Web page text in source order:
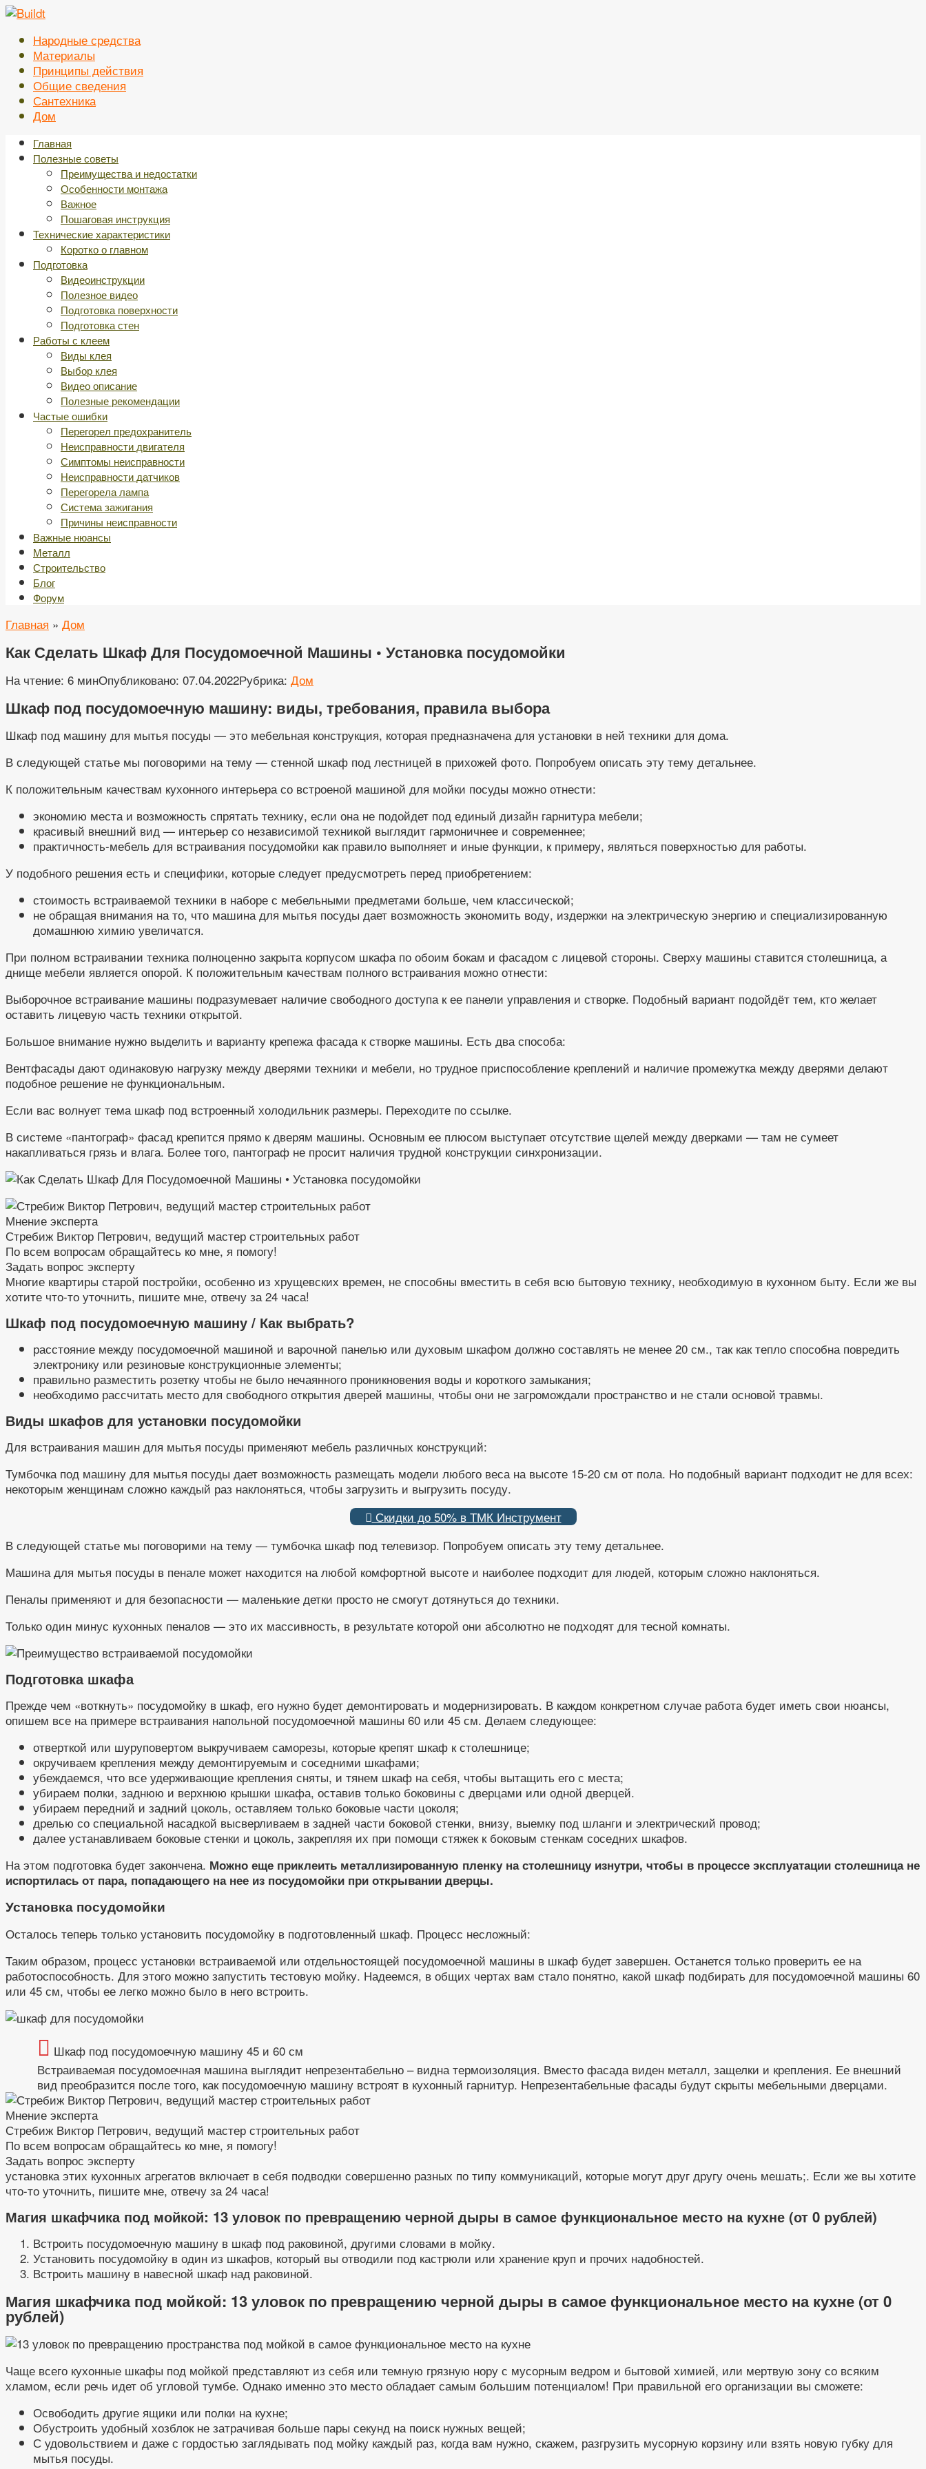
Перейти
контентуНародные средства
Материалы
Принципы действия
Общие сведения
Сантехника
Дом
Главная
Полезные советы
Преимущества и недостатки
Особенности монтажа
Важное
Пошаговая инструкция
Технические характеристики
Коротко о главном
Подготовка
Видеоинструкции
Полезное видео
Подготовка поверхности
Подготовка стен
Работы с клеем
Виды клея
Выбор клея
Видео описание
Полезные рекомендации
Частые ошибки
Перегорел предохранитель
Неисправности двигателя
Симптомы неисправности
Неисправности датчиков
Перегорела лампа
Система зажигания
Причины неисправности
Важные нюансы
Металл
Строительство
Блог
Форум
Главная » Дом
Как Сделать Шкаф Для Посудомоечной Машины • Установка посудомойки
На чтение: 6 минОпубликовано: 07.04.2022Рубрика: Дом
Шкаф под посудомоечную машину: виды, требования, правила выбора
Шкаф под машину для мытья посуды — это мебельная конструкция, которая предназначена для установки в ней техники для дома.
В следующей статье мы поговорими на тему — стенной шкаф под лестницей в прихожей фото. Попробуем описать эту тему детальнее.
К положительным качествам кухонного интерьера со встроеной машиной для мойки посуды можно отнести:
экономию места и возможность спрятать технику, если она не подойдет под единый дизайн гарнитура мебели;
красивый внешний вид — интерьер со независимой техникой выглядит гармоничнее и современнее;
практичность-мебель для встраивания посудомойки как правило выполняет и иные функции, к примеру, являться поверхностью для работы.
У подобного решения есть и специфики, которые следует предусмотреть перед приобретением:
стоимость встраиваемой техники в наборе с мебельными предметами больше, чем классической;
не обращая внимания на то, что машина для мытья посуды дает возможность экономить воду, издержки на электрическую энергию и специализированную
домашнюю химию увеличатся.
При полном встраивании техника полноценно закрыта корпусом шкафа по обоим бокам и фасадом с лицевой стороны. Сверху машины ставится столешница, а
днище мебели является опорой. К положительным качествам полного встраивания можно отнести:
Выборочное встраивание машины подразумевает наличие свободного доступа к ее панели управления и створке. Подобный вариант подойдёт тем, кто желает
оставить лицевую часть техники открытой.
Большое внимание нужно выделить и варианту крепежа фасада к створке машины. Есть два способа:
Вентфасады дают одинаковую нагрузку между дверями техники и мебели, но трудное приспособление креплений и наличие промежутка между дверями делают
подобное решение не функциональным.
Если вас волнует тема шкаф под встроенный холодильник размеры. Переходите по ссылке.
В системе «пантограф» фасад крепится прямо к дверям машины. Основным ее плюсом выступает отсутствие щелей между дверками — там не сумеет
накапливаться грязь и влага. Более того, пантограф не просит наличия трудной конструкции синхронизации.
Мнение эксперта
Стребиж Виктор Петрович, ведущий мастер строительных работ
По всем вопросам обращайтесь ко мне, я помогу!
Задать вопрос эксперту
Многие квартиры старой постройки, особенно из хрущевских времен, не способны вместить в себя всю бытовую технику, необходимую в кухонном быту. Если же вы
хотите что-то уточнить, пишите мне, отвечу за 24 часа!
Шкаф под посудомоечную машину / Как выбрать?
расстояние между посудомоечной машиной и варочной панелью или духовым шкафом должно составлять не менее 20 см., так как тепло способна повредить
электронику или резиновые конструкционные элементы;
правильно разместить розетку чтобы не было нечаянного проникновения воды и короткого замыкания;
необходимо рассчитать место для свободного открытия дверей машины, чтобы они не загромождали пространство и не стали основой травмы.
Виды шкафов для установки посудомойки
Для встраивания машин для мытья посуды применяют мебель различных конструкций:
Тумбочка под машину для мытья посуды дает возможность размещать модели любого веса на высоте 15-20 см от пола. Но подобный вариант подходит не для всех:
некоторым женщинам сложно каждый раз наклоняться, чтобы загрузить и выгрузить посуду.
Скидки до 50% в ТМК Инструмент
В следующей статье мы поговорими на тему — тумбочка шкаф под телевизор. Попробуем описать эту тему детальнее.
Машина для мытья посуды в пенале может находится на любой комфортной высоте и наиболее подходит для людей, которым сложно наклоняться.
Пеналы применяют и для безопасности — маленькие детки просто не смогут дотянуться до техники.
Только один минус кухонных пеналов — это их массивность, в результате которой они абсолютно не подходят для тесной комнаты.
Подготовка шкафа
Прежде чем «воткнуть» посудомойку в шкаф, его нужно будет демонтировать и модернизировать. В каждом конкретном случае работа будет иметь свои нюансы,
опишем все на примере встраивания напольной посудомоечной машины 60 или 45 см. Делаем следующее:
отверткой или шуруповертом выкручиваем саморезы, которые крепят шкаф к столешнице;
окручиваем крепления между демонтируемым и соседними шкафами;
убеждаемся, что все удерживающие крепления сняты, и тянем шкаф на себя, чтобы вытащить его с места;
убираем полки, заднюю и верхнюю крышки шкафа, оставив только боковины с дверцами или одной дверцей.
убираем передний и задний цоколь, оставляем только боковые части цоколя;
дрелью со специальной насадкой высверливаем в задней части боковой стенки, внизу, выемку под шланги и электрический провод;
далее устанавливаем боковые стенки и цоколь, закрепляя их при помощи стяжек к боковым стенкам соседних шкафов.
На этом подготовка будет закончена. Можно еще приклеить металлизированную пленку на столешницу изнутри, чтобы в процессе эксплуатации столешница не
испортилась от пара, попадающего на нее из посудомойки при открывании дверцы.
Установка посудомойки
Осталось теперь только установить посудомойку в подготовленный шкаф. Процесс несложный:
Таким образом, процесс установки встраиваемой или отдельностоящей посудомоечной машины в шкаф будет завершен. Останется только проверить ее на
работоспособность. Для этого можно запустить тестовую мойку. Надеемся, в общих чертах вам стало понятно, какой шкаф подбирать для посудомоечной машины 60
или 45 см, чтобы ее легко можно было в него встроить.
Шкаф под посудомоечную машину 45 и 60 см
Встраиваемая посудомоечная машина выглядит непрезентабельно – видна термоизоляция. Вместо фасада виден металл, защелки и крепления. Ее внешний
вид преобразится после того, как посудомоечную машину встроят в кухонный гарнитур. Непрезентабельные фасады будут скрыты мебельными дверцами.
Мнение эксперта
Стребиж Виктор Петрович, ведущий мастер строительных работ
По всем вопросам обращайтесь ко мне, я помогу!
Задать вопрос эксперту
установка этих кухонных агрегатов включает в себя подводки совершенно разных по типу коммуникаций, которые могут друг другу очень мешать;. Если же вы хотите
что-то уточнить, пишите мне, отвечу за 24 часа!
Магия шкафчика под мойкой: 13 уловок по превращению черной дыры в самое функциональное место на кухне (от 0 рублей)
Встроить посудомоечную машину в шкаф под раковиной, другими словами в мойку.
Установить посудомойку в один из шкафов, который вы отводили под кастрюли или хранение круп и прочих надобностей.
Встроить машину в навесной шкаф над раковиной.
Магия шкафчика под мойкой: 13 уловок по превращению черной дыры в самое функциональное место на кухне (от 0
рублей)
Чаще всего кухонные шкафы под мойкой представляют из себя или темную грязную нору с мусорным ведром и бытовой химией, или мертвую зону со всяким
хламом, если речь идет об угловой тумбе. Однако именно это место обладает самым большим потенциалом! При правильной его организации вы сможете:
Освободить другие ящики или полки на кухне;
Обустроить удобный хозблок не затрачивая больше пары секунд на поиск нужных вещей;
С удовольствием и даже с гордостью заглядывать под мойку каждый раз, когда вам нужно, скажем, разгрузить мусорную корзину или взять новую губку для
мытья посуды.